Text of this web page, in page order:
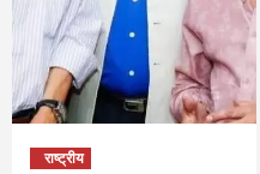
राष्ट्रीय